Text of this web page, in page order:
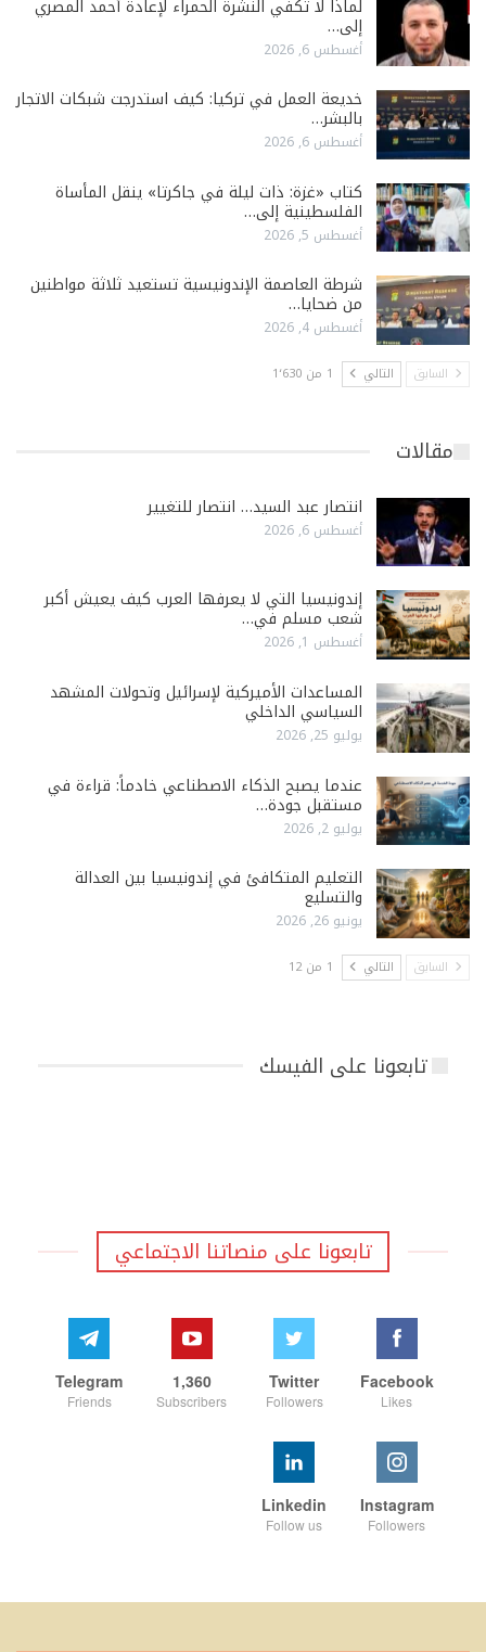
لماذا لا تكفي النشرة الحمراء لإعادة أحمد المصري
إلى…
أغسطس 6, 2026
خديعة العمل في تركيا: كيف استدرجت شبكات الاتجار
بالبشر…
أغسطس 6, 2026
كتاب «غزة: ذات ليلة في جاكرتا» ينقل المأساة
الفلسطينية إلى…
أغسطس 5, 2026
شرطة العاصمة الإندونيسية تستعيد ثلاثة مواطنين
من ضحايا…
أغسطس 4, 2026
السابق التالي 1 من 1٬630
مقالات
انتصار عبد السيد… انتصار للتغيير
أغسطس 6, 2026
إندونيسيا التي لا يعرفها العرب كيف يعيش أكبر
شعب مسلم في…
أغسطس 1, 2026
المساعدات الأميركية لإسرائيل وتحولات المشهد
السياسي الداخلي
يوليو 25, 2026
عندما يصبح الذكاء الاصطناعي خادماً: قراءة في
مستقبل جودة…
يوليو 2, 2026
التعليم المتكافئ في إندونيسيا بين العدالة
والتسليع
يونيو 26, 2026
السابق التالي 1 من 12
تابعونا على الفيسك
تابعونا على منصاتنا الاجتماعي
Facebook
Likes
Twitter
Followers
1,360
Subscribers
Telegram
Friends
Instagram
Followers
Linkedin
Follow us